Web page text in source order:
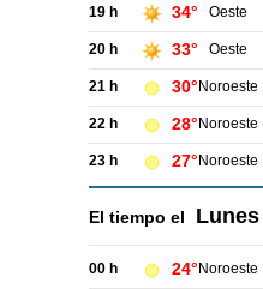
19 h 34° Oeste
20 h 33° Oeste
21 h 30° Noroeste
22 h 28° Noroeste
23 h 27° Noroeste
El tiempo el Lunes
00 h 24° Noroeste